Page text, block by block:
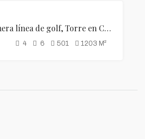
Villa en primera línea de golf, Torre en Conill
4 6 501 1203 M²